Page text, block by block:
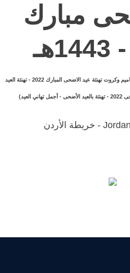
مبارك
تهنئة عيد الاضحى المبارك 2022 - تهنئة العيد
- تهنئة بالعيد الأضحى -أجمل تهاني العيد)